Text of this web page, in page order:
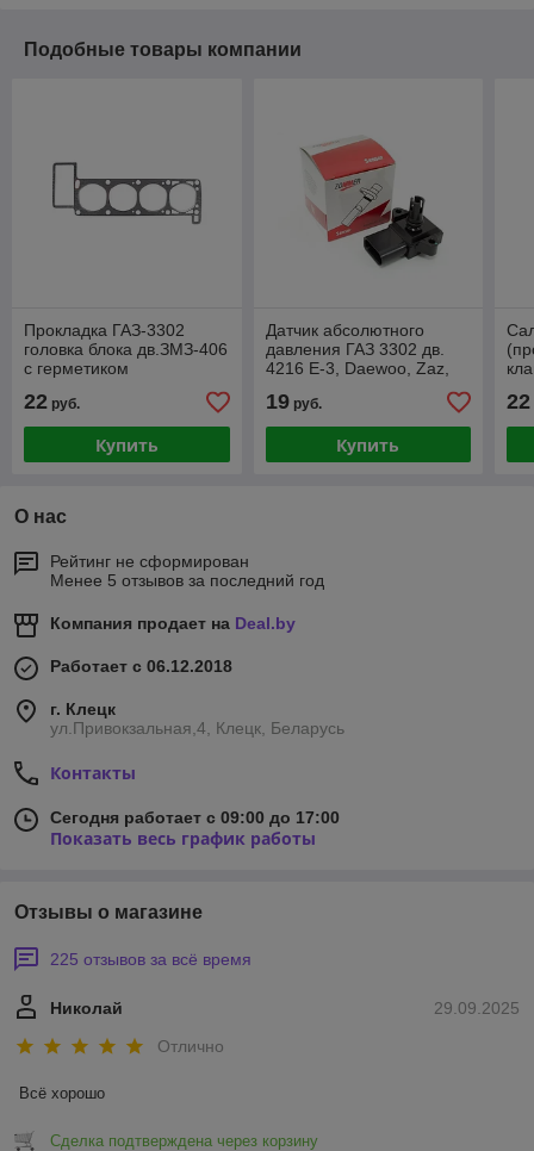
Подобные товары компании
Прокладка ГАЗ-3302
головка блока дв.ЗМЗ-406
с герметиком
22 руб.
Купить
Датчик абсолютного
давления ГАЗ 3302 дв.
4216 Е-3, Daewoo, Zaz,
19руб.
Купить
22
О нас
Рейтинг не сформирован
Менее 5 отзывов за последний год
Компания продает на Deal.by
Работает с 06.12.2018
г. Клецк
ул.Привокзальная,4, Клецк, Беларусь
Контакты
Сегодня работает с 09:00 до 17:00
Показать весь график работы
Отзывы о магазине
225 отзывов за всё время
29.09.2025
Николай
Отлично
Всё хорошо
Сделка подтверждена через корзину